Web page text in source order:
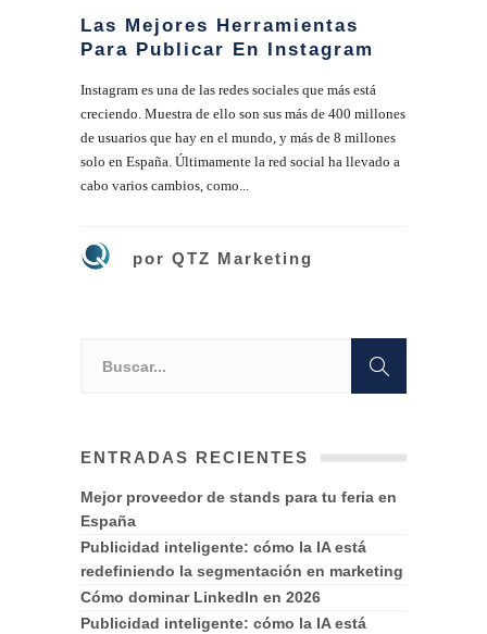
Las Mejores Herramientas
Para Publicar En Instagram
Instagram es una de las redes sociales que más está
creciendo. Muestra de ello son sus más de 400 millones
de usuarios que hay en el mundo, y más de 8 millones
solo en España. Últimamente la red social ha llevado a
cabo varios cambios, como...
por QTZ Marketing
ENTRADAS RECIENTES
Mejor proveedor de stands para tu feria en
España
Publicidad inteligente: cómo la IA está
redefiniendo la segmentación en marketing
Cómo dominar LinkedIn en 2026
Publicidad inteligente: cómo la IA está